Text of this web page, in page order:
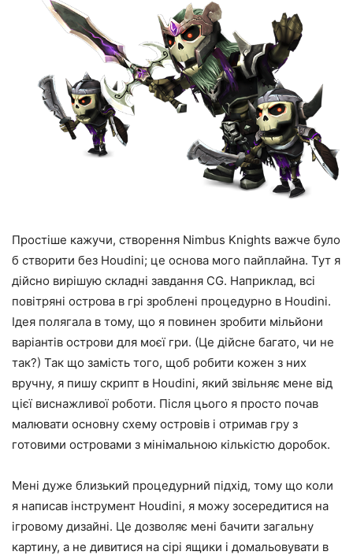
Простіше кажучи, створення Nimbus Knights важче було
б створити без Houdini; це основа мого пайплайна. Тут я
дійсно вирішую складні завдання CG. Наприклад, всі
повітряні острова в грі зроблені процедурно в Houdini.
Ідея полягала в тому, що я повинен зробити мільйони
варіантів острови для моєї гри. (Це дійсне багато, чи не
так?) Так що замість того, щоб робити кожен з них
вручну, я пишу скрипт в Houdini, який звільняє мене від
цієї виснажливої роботи. Після цього я просто почав
малювати основну схему островів і отримав гру з
готовими островами з мінімальною кількістю доробок.
Мені дуже близький процедурний підхід, тому що коли
я написав інструмент Houdini, я можу зосередитися на
ігровому дизайні. Це дозволяє мені бачити загальну
картину, а не дивитися на сірі ящики і домальовувати в